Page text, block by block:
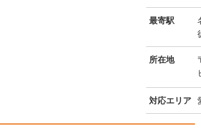
最寄駅
所在地
対応エリア